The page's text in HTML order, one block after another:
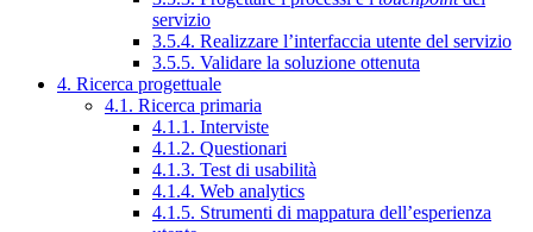
servizio
3.5.4. Realizzare l’interfaccia utente del servizio
3.5.5. Validare la soluzione ottenuta
4. Ricerca progettuale
4.1. Ricerca primaria
4.1.1. Interviste
4.1.2. Questionari
4.1.3. Test di usabilità
4.1.4. Web analytics
4.1.5. Strumenti di mappatura dell’esperienza